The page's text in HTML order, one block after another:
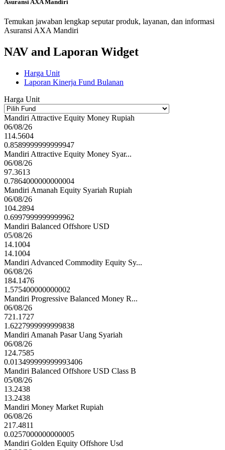
Employer Brand Awards 2024
World HRD Congress
19th Best Employer Award 2024 - Indonesia Best
Commitment 2024 - Bapak Handojo G. Kusuma
Top Business
Top CSR Awards 2024 - Top CSR Awards 2024 -
Star 5
The Best Contact Center Indoesia 2024 - The Best
Employee Engagement
The Best Contact Center Indoesia 2024 - The Best
ICCA
Market Leaders Award 2024 - Life Insurance
Market Leader
Asuransi AXA Mandiri
Temukan jawaban lengkap seputar produk, layanan, dan informasi
Asuransi AXA Mandiri
NAV and Laporan Widget
Harga Unit
Laporan Kinerja Fund Bulanan
Harga Unit
Mandiri Attractive Equity Money Rupiah
06/08/26
114.5604
0.8589999999999947
Mandiri Attractive Equity Money Syar...
06/08/26
97.3613
0.7864000000000004
Mandiri Amanah Equity Syariah Rupiah
06/08/26
104.2894
0.6997999999999962
Mandiri Balanced Offshore USD
05/08/26
14.1004
14.1004
Mandiri Advanced Commodity Equity Sy...
06/08/26
184.1476
1.575400000000002
Mandiri Progressive Balanced Money R...
06/08/26
721.1727
1.6227999999999838
Mandiri Amanah Pasar Uang Syariah
06/08/26
124.7585
0.013499999999993406
Mandiri Balanced Offshore USD Class B
05/08/26
13.2438
13.2438
Mandiri Money Market Rupiah
06/08/26
217.4811
0.0257000000000005
Mandiri Golden Equity Offshore Usd